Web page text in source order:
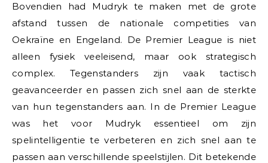
Bovendien had Mudryk te maken met de grote
afstand tussen de nationale competities van
Oekraïne en Engeland. De Premier League is niet
alleen fysiek veeleisend, maar ook strategisch
complex. Tegenstanders zijn vaak tactisch
geavanceerder en passen zich snel aan de sterkte
van hun tegenstanders aan. In de Premier League
was het voor Mudryk essentieel om zijn
spelintelligentie te verbeteren en zich snel aan te
passen aan verschillende speelstijlen. Dit betekende